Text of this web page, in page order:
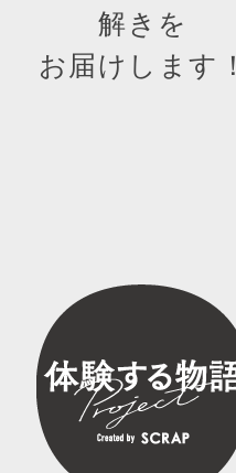
解きを
お届けします！